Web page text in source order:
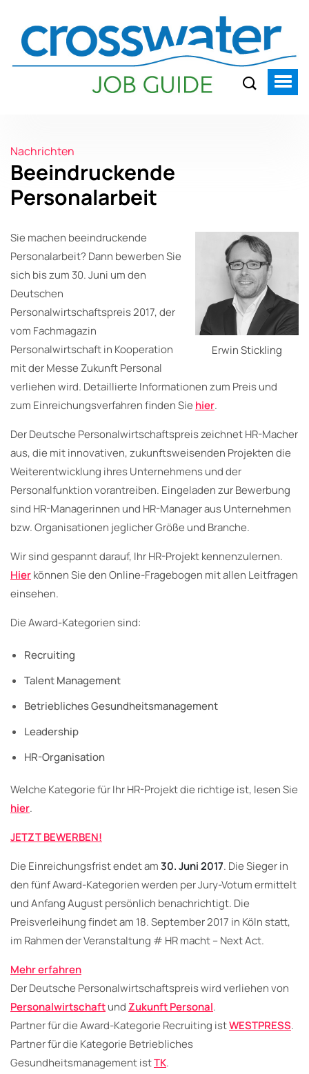
Nachrichten
Beeindruckende
Personalarbeit
Erwin Stickling
Sie machen beeindruckende
Personalarbeit? Dann bewerben Sie
sich bis zum 30. Juni um den
Deutschen
Personalwirtschaftspreis 2017, der
vom Fachmagazin
Personalwirtschaft in Kooperation
mit der Messe Zukunft Personal
verliehen wird. Detaillierte Informationen zum Preis und
zum Einreichungsverfahren finden Sie hier.
Der Deutsche Personalwirtschaftspreis zeichnet HR-Macher
aus, die mit innovativen, zukunftsweisenden Projekten die
Weiterentwicklung ihres Unternehmens und der
Personalfunktion vorantreiben. Eingeladen zur Bewerbung
sind HR-Managerinnen und HR-Manager aus Unternehmen
bzw. Organisationen jeglicher Größe und Branche.
Wir sind gespannt darauf, Ihr HR-Projekt kennenzulernen.
Hierkönnen Sie den Online-Fragebogen mit allen Leitfragen
einsehen.
Die Award-Kategorien sind:
Recruiting
Talent Management
Betriebliches Gesundheitsmanagement
Leadership
HR-Organisation
Welche Kategorie für Ihr HR-Projekt die richtige ist, lesen Sie
hier.
JETZT BEWERBEN!
Die Einreichungsfrist endet am30. Juni 2017. Die Sieger in
den fünf Award-Kategorien werden per Jury-Votum ermittelt
und Anfang August persönlich benachrichtigt. Die
Preisverleihung findet am 18. September 2017 in Köln statt,
im Rahmen der Veranstaltung # HR macht – Next Act.
Mehr erfahren
Der Deutsche Personalwirtschaftspreis wird verliehen von
PersonalwirtschaftundZukunft Personal.
Partner für die Award-Kategorie Recruiting istWESTPRESS.
Partner für die Kategorie Betriebliches
Gesundheitsmanagement istTK.